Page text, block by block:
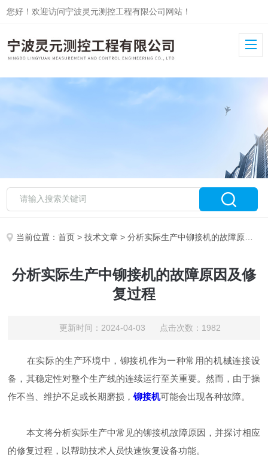
您好！欢迎访问宁波灵元测控工程有限公司网站！
当前位置：首页 >技术文章 > 分析实际生产中铆接机的故障原因及修复过程
分析实际生产中铆接机的故障原因及修
复过程
更新时间：2024-04-03 点击次数：1982
在实际的生产环境中，铆接机作为一种常用的机械连接设
备，其稳定性对整个生产线的连续运行至关重要。然而，由于操
作不当、维护不足或长期磨损，铆接机可能会出现各种故障。
本文将分析实际生产中常见的铆接机故障原因，并探讨相应
的修复过程，以帮助技术人员快速恢复设备功能。